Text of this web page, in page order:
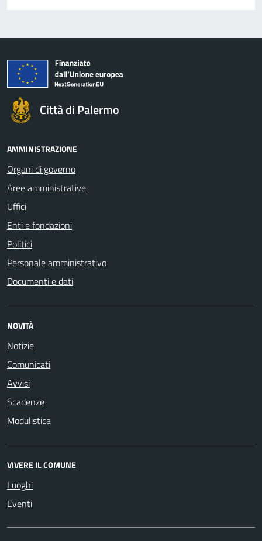
Città di Palermo
AMMINISTRAZIONE
Organi di governo
Aree amministrative
Uffici
Enti e fondazioni
Politici
Personale amministrativo
Documenti e dati
NOVITÀ
Notizie
Comunicati
Avvisi
Scadenze
Modulistica
VIVERE IL COMUNE
Luoghi
Eventi